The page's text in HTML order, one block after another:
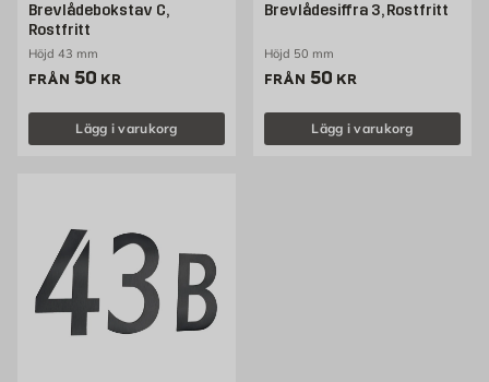
Brevlådebokstav C,
Rostfritt
Höjd 43 mm
FRÅN Pris 50 kr
50 KR
Lägg i varukorg
Brevlådesiffra 3, Rostfritt
Höjd 50 mm
FRÅN Pris 50 kr
50 KR
Lägg i varukorg